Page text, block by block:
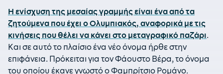
Η ενίσχυση της μεσαίας γραμμής είναι ένα από τα
ζητούμενα που έχει ο Ολυμπιακός, αναφορικά με τις
κινήσεις που θέλει να κάνει στο μεταγραφικό παζάρι.
Και σε αυτό το πλαίσιο ένα νέο όνομα ήρθε στην
επιφάνεια. Πρόκειται για τον Φάουστο Βέρα, το όνομα
του οποίου έκανε γνωστό ο Φαμπρίτσιο Ρομάνο.